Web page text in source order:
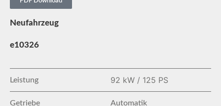
Neufahrzeug
e10326
Leistung 92 kW / 125 PS
Getriebe Automatik